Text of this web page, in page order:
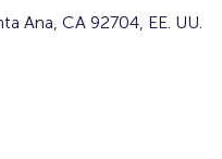
Ana, CA 92704, EE. UU.